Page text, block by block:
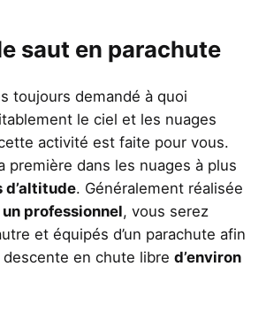
saut en parachute
toujours demandé à quoi
le ciel et les nuages
activité est faite pour vous.
première dans les nuages à plus
. Généralement réalisée
professionnel, vous serez
et équipés d’un parachute afin
descente en chute libre d’environ